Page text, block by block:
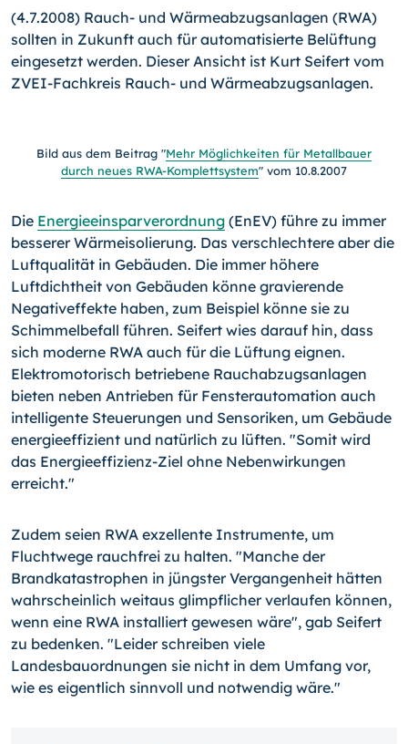
(4.7.2008) Rauch- und Wärmeabzugsanlagen (RWA)
sollten in Zukunft auch für automatisierte Belüftung
eingesetzt werden. Dieser Ansicht ist Kurt Seifert vom
ZVEI-Fachkreis Rauch- und Wärmeabzugsanlagen.
Bild aus dem Beitrag "Mehr Möglichkeiten für Metallbauer
durch neues RWA-Komplettsystem" vom 10.8.2007
Die Energieeinsparverordnung (EnEV) führe zu immer
besserer Wärmeisolierung. Das verschlechtere aber die
Luftqualität in Gebäuden. Die immer höhere
Luftdichtheit von Gebäuden könne gravierende
Negativeffekte haben, zum Beispiel könne sie zu
Schimmelbefall führen. Seifert wies darauf hin, dass
sich moderne RWA auch für die Lüftung eignen.
Elektromotorisch betriebene Rauchabzugsanlagen
bieten neben Antrieben für Fensterautomation auch
intelligente Steuerungen und Sensoriken, um Gebäude
energieeffizient und natürlich zu lüften. "Somit wird
das Energieeffizienz-Ziel ohne Nebenwirkungen
erreicht."
Zudem seien RWA exzellente Instrumente, um
Fluchtwege rauchfrei zu halten. "Manche der
Brandkatastrophen in jüngster Vergangenheit hätten
wahrscheinlich weitaus glimpflicher verlaufen können,
wenn eine RWA installiert gewesen wäre", gab Seifert
zu bedenken. "Leider schreiben viele
Landesbauordnungen sie nicht in dem Umfang vor,
wie es eigentlich sinnvoll und notwendig wäre."